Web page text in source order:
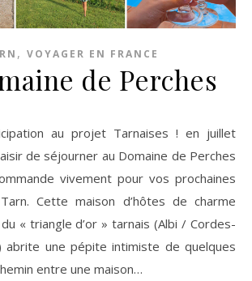
, VOYAGER EN FRANCE
de Perches
de séjourner au Domaine de Perches
vivement pour vos prochaines
Cette maison d’hôtes de charme
« triangle d’or » tarnais (Albi / Cordes-
abrite une pépite intimiste de quelques
entre une maison…